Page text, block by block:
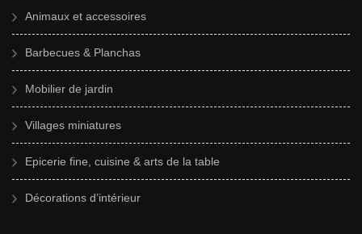
Animaux et accessoires
Barbecues & Planchas
Mobilier de jardin
Villages miniatures
Epicerie fine, cuisine & arts de la table
Décorations d’intérieur